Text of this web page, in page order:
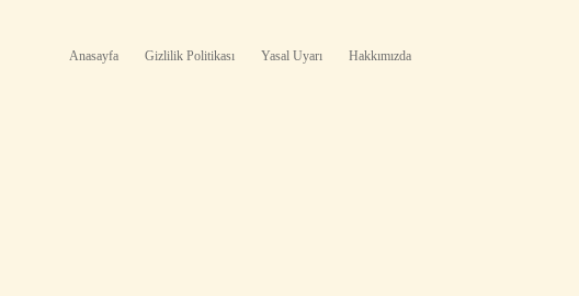
Anasayfa Gizlilik Politikası Yasal Uyarı Hakkımızda